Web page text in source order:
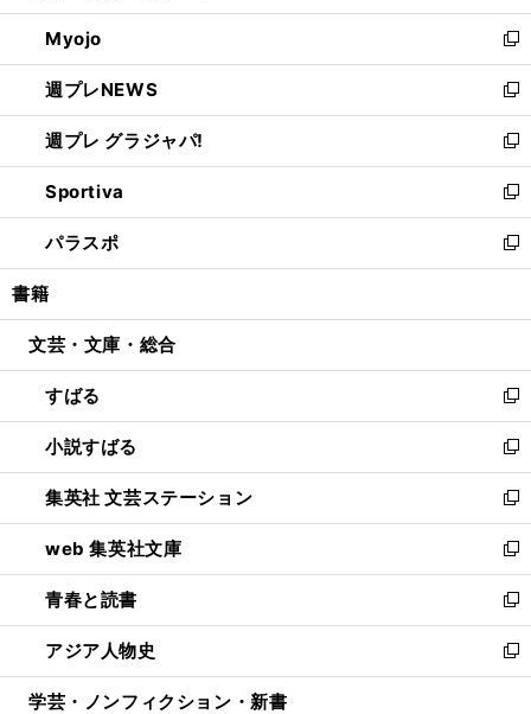
開
く
ウ
で
開
く
ン
ド
ウ
で
開
く
ウ
ィ
ン
ド
ウ
で
開
く
Myojo
新
し
い
ウ
ィ
ン
ド
ウ
で
開
週プレNEWS
新
し
い
ウ
ィ
ン
ド
ウ
開
週プレ グラジャパ!
新
し
い
ウ
ィ
ン
ウ
開
く
Sportiva
新
し
い
ウ
ン
ウ
で
開
く
パラスポ
新
し
ウ
ン
ド
ウ
で
開
く
書籍
文芸・文庫・総合
すばる
新
し
い
ウ
ィ
ン
ド
ウ
で
開
く
小説すばる
新
し
い
ウ
ィ
ン
ド
ウ
で
開
集英社 文芸ステーション
新
し
い
ウ
ィ
ン
ド
ウ
web 集英社文庫
新
し
い
ウ
ィ
ン
青春と読書
新
し
い
ウ
アジア人物史
新
し
学芸・ノンフィクション・新書